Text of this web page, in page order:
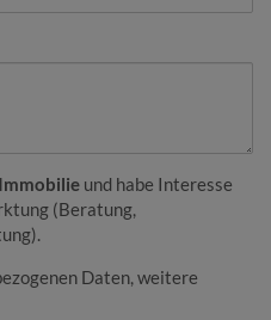
und habe Interesse
(Beratung,
Daten, weitere